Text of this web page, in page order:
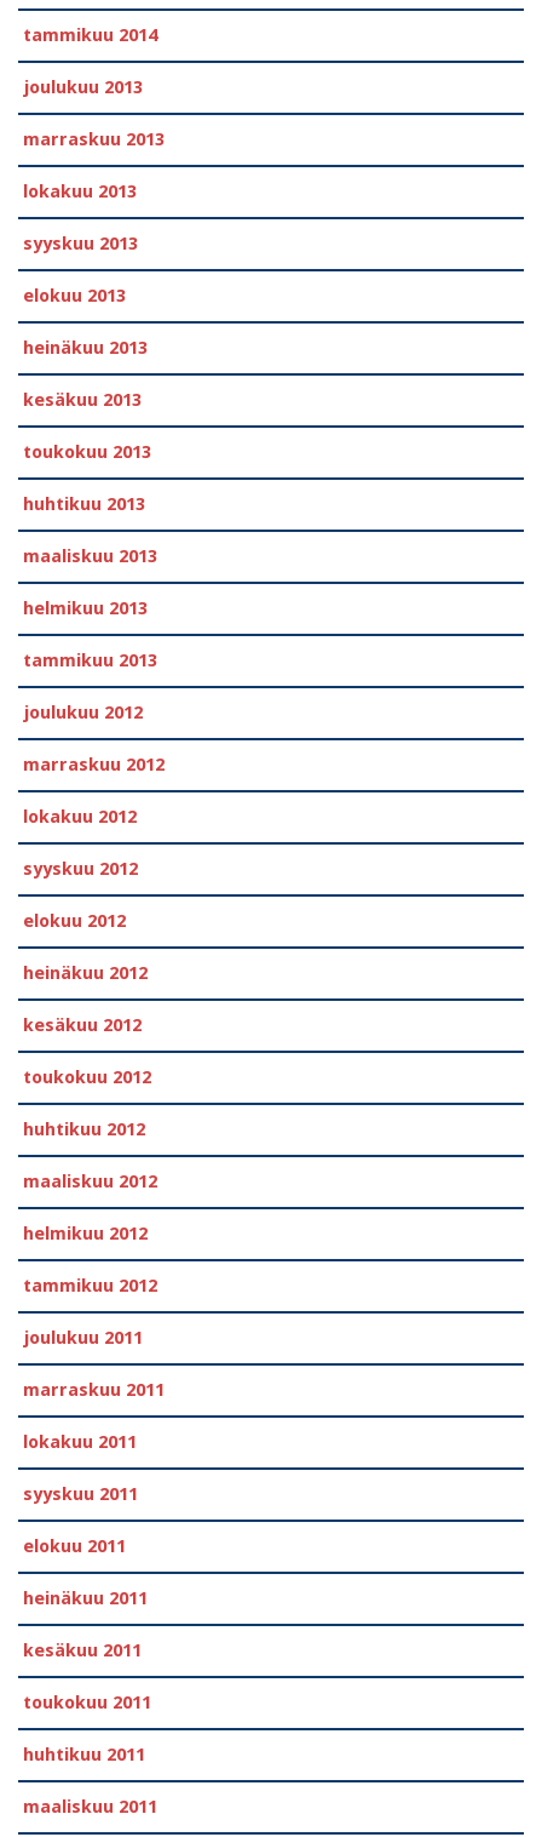
tammikuu 2014
joulukuu 2013
marraskuu 2013
lokakuu 2013
syyskuu 2013
elokuu 2013
heinäkuu 2013
kesäkuu 2013
toukokuu 2013
huhtikuu 2013
maaliskuu 2013
helmikuu 2013
tammikuu 2013
joulukuu 2012
marraskuu 2012
lokakuu 2012
syyskuu 2012
elokuu 2012
heinäkuu 2012
kesäkuu 2012
toukokuu 2012
huhtikuu 2012
maaliskuu 2012
helmikuu 2012
tammikuu 2012
joulukuu 2011
marraskuu 2011
lokakuu 2011
syyskuu 2011
elokuu 2011
heinäkuu 2011
kesäkuu 2011
toukokuu 2011
huhtikuu 2011
maaliskuu 2011